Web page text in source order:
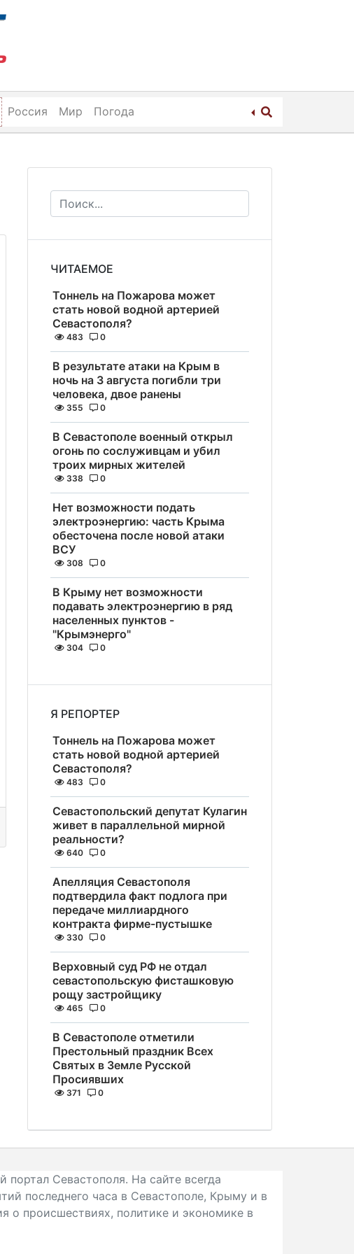
Россия Мир Погода
ЧИТАЕМОЕ
Тоннель на Пожарова может
стать новой водной артерией
Севастополя?
483 0
В результате атаки на Крым в
ночь на 3 августа погибли три
человека, двое ранены
355 0
В Севастополе военный открыл
огонь по сослуживцам и убил
троих мирных жителей
338 0
Нет возможности подать
электроэнергию: часть Крыма
обесточена после новой атаки
ВСУ
308 0
В Крыму нет возможности
подавать электроэнергию в ряд
населенных пунктов -
"Крымэнерго"
304 0
Я РЕПОРТЕР
Тоннель на Пожарова может
стать новой водной артерией
Севастополя?
483 0
Севастопольский депутат Кулагин
живет в параллельной мирной
реальности?
640 0
Апелляция Севастополя
подтвердила факт подлога при
передаче миллиардного
контракта фирме-пустышке
330 0
Верховный суд РФ не отдал
севастопольскую фисташковую
рощу застройщику
465 0
В Севастополе отметили
Престольный праздник Всех
Святых в Земле Русской
Просиявших
371 0
Севастополя. На сайте всегда
последнего часа в Севастополе, Крыму и в
о происшествиях, политике и экономике в